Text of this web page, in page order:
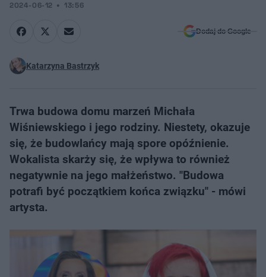
2024-06-12 13:56
Dodaj do Google
Katarzyna Bastrzyk
Trwa budowa domu marzeń Michała
Wiśniewskiego i jego rodziny. Niestety, okazuje
się, że budowlańcy mają spore opóźnienie.
Wokalista skarży się, że wpływa to również
negatywnie na jego małżeństwo. "Budowa
potrafi być początkiem końca związku" - mówi
artysta.